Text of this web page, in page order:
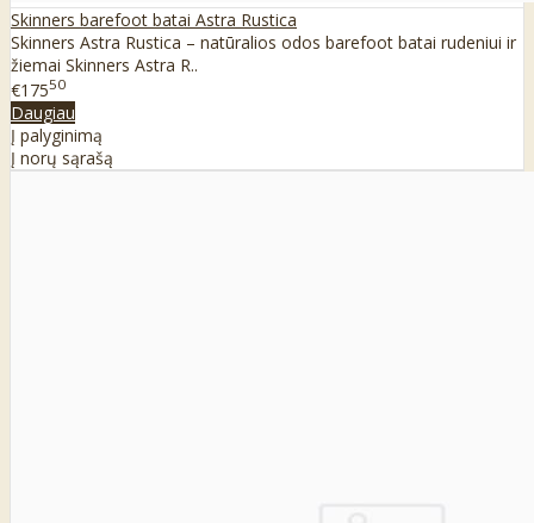
Skinners barefoot batai Astra Rustica
Skinners Astra Rustica – natūralios odos barefoot batai rudeniui ir
žiemai Skinners Astra R..
€17550
Daugiau
Į palyginimą
Į norų sąrašą